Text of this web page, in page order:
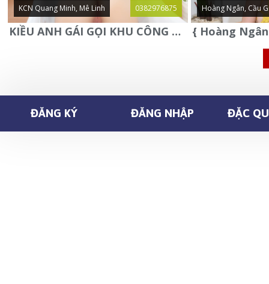
KCN Quang Minh, Mê Linh 0382976875
KIỀU ANH GÁI GỌI KHU CÔNG NGHIỆP QUANG MINH - MÊ LINH
Hoàng Ngân, Cầu
ĐĂNG KÝ ĐĂNG NHẬP ĐẶC